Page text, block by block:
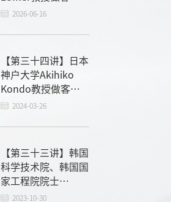
智讲坛
2026-06-16
【第三十四讲】日本
神户大学Akihiko
Kondo教授做客启
智讲坛
2024-03-26
【第三十三讲】韩国
科学技术院、韩国国
家工程院院士
SangYupLee教授做
2023-10-30